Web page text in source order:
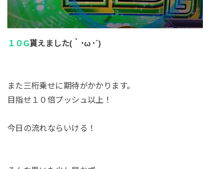
１０G貰えました(｀･ω･´)
また三桁乗せに期待がかかります。
目指せ１０倍プッシュ以上！
今日の流れならいける！